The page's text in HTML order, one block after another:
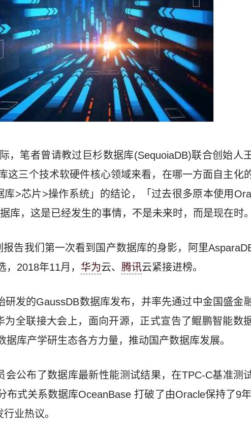
，笔者曾请教过巨杉数据库(SequoiaDB)联合创始人
这三个技术软硬件核心领域来看，在哪一方面自主化
>芯片>操作系统」的结论，「过去很多原本使用
库，这是已经发生的事情，不是未来时，而是现在时。
告我们第一次看到国产数据库的身影，阿里
2018年11月， 华为云、 腾讯云紧接进榜。
研发的GaussDB数据库发布，并率先通过中金国盛金
全联接大会上，面向开源，正式宣告了鲲鹏智能数
库产学研生态各方力量，推动国产数据库发展。
公布了数据库最新性能测试结果，在TPC-C基准测试
布式关系数据库OceanBase 打破了由Oracle保持了9
业热议。